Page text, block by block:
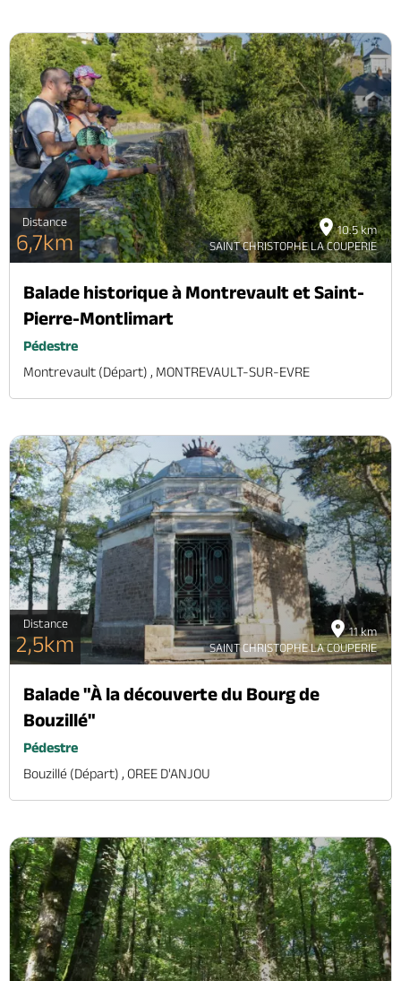
10.5 km
SAINT CHRISTOPHE LA COUPERIE
Distance
6,7km
Balade historique à Montrevault et Saint-
Pierre-Montlimart
Pédestre
Montrevault (départ) , MONTREVAULT-SUR-EVRE
11 km
SAINT CHRISTOPHE LA COUPERIE
Distance
2,5km
Balade "À la découverte du Bourg de
Bouzillé"
Pédestre
Bouzillé (départ) , OREE D'ANJOU